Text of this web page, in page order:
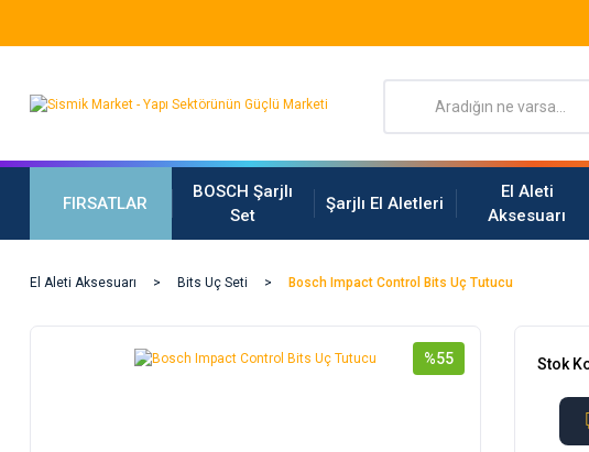
FIRSATLAR
BOSCH Şarjlı
Set
Şarjlı El Aletleri
El Aleti
Aksesuarı
El Aleti Aksesuarı Bits Uç Seti Bosch Impact Control Bits Uç Tutucu
%55 Stok